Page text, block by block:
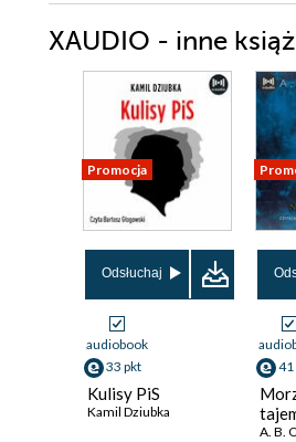
XAUDIO - inne
Promocja
Odsłuchaj
audiobook
33 pkt
Kulisy PiS
Kamil Dziubka
41
A. B.